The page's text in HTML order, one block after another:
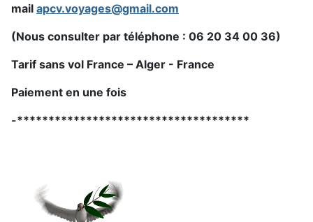
mail apcv.voyages@gmail.com
(Nous consulter par téléphone : 06 20 34 00 36)
Tarif sans vol France – Alger - France
Paiement en une fois
-*************************************